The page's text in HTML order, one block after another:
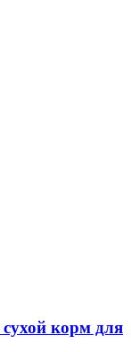
корм для